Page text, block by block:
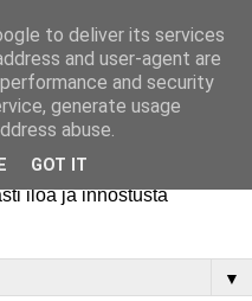
iloa ja innostusta
▼
to deliver its services
and user-agent are
and security
generate usage
abuse.
GOT IT